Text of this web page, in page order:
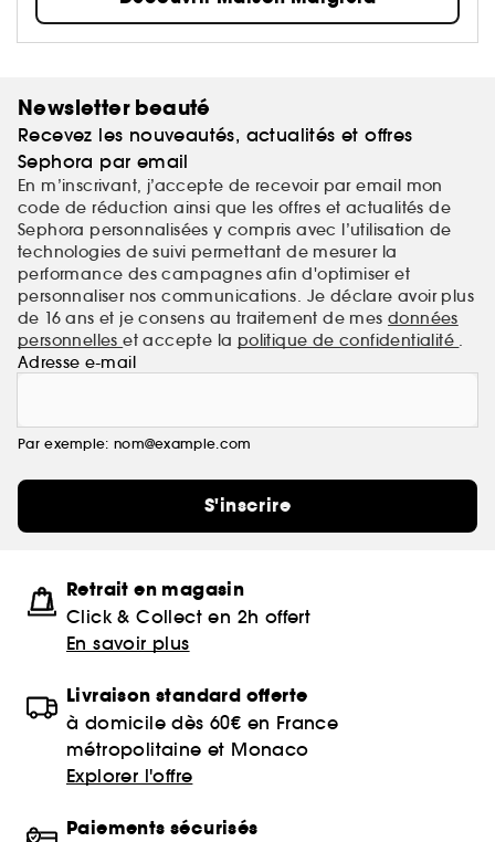
collectif ainsi que notre histoire personnelle.
Newsletter beauté
Recevez les nouveautés, actualités et offres
Sephora par email
En m’inscrivant, j’accepte de recevoir par email mon
code de réduction ainsi que les offres et actualités de
Sephora personnalisées y compris avec l’utilisation de
technologies de suivi permettant de mesurer la
performance des campagnes afin d'optimiser et
personnaliser nos communications. Je déclare avoir plus
de 16 ans et je consens au traitement de mes données
personnelleset accepte la politique de confidentialité .
Adresse e-mail
Par exemple: nom@example.com
S'inscrire
Retrait en magasin
Click & Collect en 2h offert
En savoir plus
Livraison standard offerte
à domicile dès 60€ en France
métropolitaine et Monaco
Explorer l'offre
Paiements sécurisés